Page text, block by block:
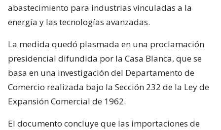
abastecimiento para industrias vinculadas a la
energía y las tecnologías avanzadas.
La medida quedó plasmada en una proclamación
presidencial difundida por la Casa Blanca, que se
basa en una investigación del Departamento de
Comercio realizada bajo la Sección 232 de la Ley de
Expansión Comercial de 1962.
El documento concluye que las importaciones de